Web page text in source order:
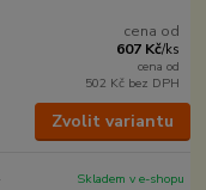
cena od
607 Kč/ks
cena od
502 Kč bez DPH
Zvolit variantu
Skladem v e-shopu